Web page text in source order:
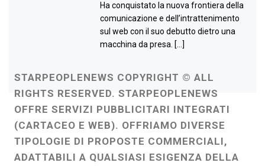
Ha conquistato la nuova frontiera della
comunicazione e dell’intrattenimento
sul web con il suo debutto dietro una
macchina da presa. […]
STARPEOPLENEWS COPYRIGHT © ALL
RIGHTS RESERVED. STARPEOPLENEWS
OFFRE SERVIZI PUBBLICITARI INTEGRATI
(CARTACEO E WEB). OFFRIAMO DIVERSE
TIPOLOGIE DI PROPOSTE COMMERCIALI,
ADATTABILI A QUALSIASI ESIGENZA DELLA